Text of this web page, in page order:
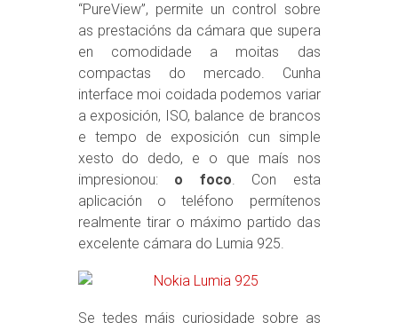
“PureView”, permite un control sobre
as prestacións da cámara que supera
en comodidade a moitas das
compactas do mercado. Cunha
interface moi coidada podemos variar
a exposición, ISO, balance de brancos
e tempo de exposición cun simple
xesto do dedo, e o que maís nos
impresionou: o foco. Con esta
aplicación o teléfono permítenos
realmente tirar o máximo partido das
excelente cámara do Lumia 925.
Se tedes máis curiosidade sobre as